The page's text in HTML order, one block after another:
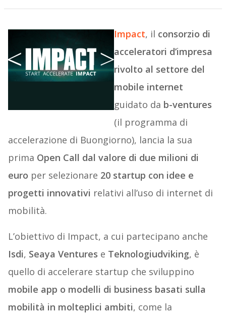
Impact, il consorzio di
acceleratori d’impresa
rivolto al settore del
mobile internet
guidato da b-ventures
(il programma di
accelerazione di Buongiorno), lancia la sua
prima Open Call dal valore di due milioni di
euro per selezionare 20 startup con idee e
progetti innovativi relativi all’uso di internet di
mobilità.
L’obiettivo di Impact, a cui partecipano anche
Isdi, Seaya Ventures e Teknologiudviking, è
quello di accelerare startup che sviluppino
mobile app o modelli di business basati sulla
mobilità in molteplici ambiti, come la